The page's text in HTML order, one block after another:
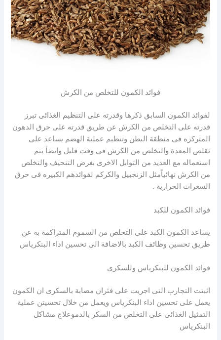
فوائد الكمون للتخلص من الكرش
لفوائد الكمون السابق ذكرها وقدرته على التنظيم الغذائى تبرز
قدرته على التخلص من الكرش عن طريق قدرته على حرق الدهون
المتركزه فى منطقة البطن وتنظيم عملية الهضم يساعد على
تقلص المعدة والتخلص من الكرش فى وقت قليل وايضاً يتم
استعماله مع العديد من التوابل الاخرى بغرض التنحيف والتخلص
من الكرش نهائياًمثل الزنجبيل والكركم لفوائدهم الكبيره فى حرق
السعرات الحرارية .
فوائد الكمون للكبد
يساعد الكمون الكبد على التخلص من السموم المتراكمة به عن
طريق تحسين وظائف الكبد بالاضافة الى تحسين اداء البنكرياس
فوائد الكمون للبنكرياس وللسكرى
اثبتت التجارب التى اجريت على فئران مصابة بالسكرى ان الكمون
يعمل على تحسين اداء البنكرياس ويعمل من خلال تحسيتن عملية
التمثيل الغذائى على التخلص من السكر بالدموعلاج مشاكل
البنكرياس